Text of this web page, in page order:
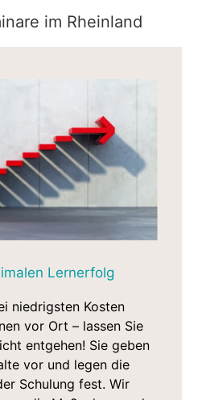
im Rheinland
Lernerfolg
niedrigsten Kosten
vor Ort – lassen Sie
entgehen! Sie geben
vor und legen die
Schulung fest. Wir